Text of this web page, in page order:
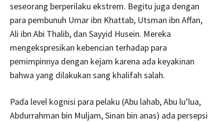
seseorang berperilaku ekstrem. Begitu juga dengan
para pembunuh Umar ibn Khattab, Utsman ibn Affan,
Ali ibn Abi Thalib, dan Sayyid Husein. Mereka
mengekspresikan kebencian terhadap para
pemimpinnya dengan kejam karena ada keyakinan
bahwa yang dilakukan sang khalifah salah.
Pada level kognisi para pelaku (Abu lahab, Abu lu’lua,
Abdurrahman bin Muljam, Sinan bin anas) ada persepsi